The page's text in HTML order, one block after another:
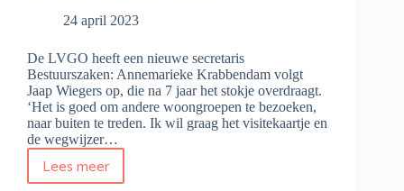
24 april 2023
De LVGO heeft een nieuwe secretaris
Bestuurszaken: Annemarieke Krabbendam volgt
Jaap Wiegers op, die na 7 jaar het stokje overdraagt.
‘Het is goed om andere woongroepen te bezoeken,
naar buiten te treden. Ik wil graag het visitekaartje en
de wegwijzer…
Lees meer
We